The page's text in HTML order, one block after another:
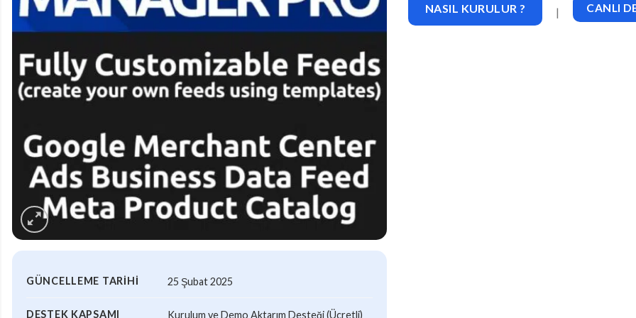
GÜNCELLEME TARIHI 25 Şubat 2025
DESTEK KAPSAMI Kurulum ve Demo Aktarım Desteği (Ücretli)
NASIL KURULUR ? | CANLI